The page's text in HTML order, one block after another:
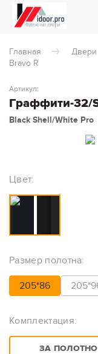
Главная Двери
Bravo R
Граффити-32/
Артикул:
Black Shell/White Pro
Цвет:
Размер полотна:
205*86
Комплектация:
ЗА ПОЛОТНО